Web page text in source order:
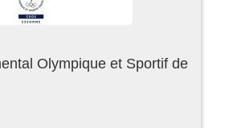
Olympique et Sportif de